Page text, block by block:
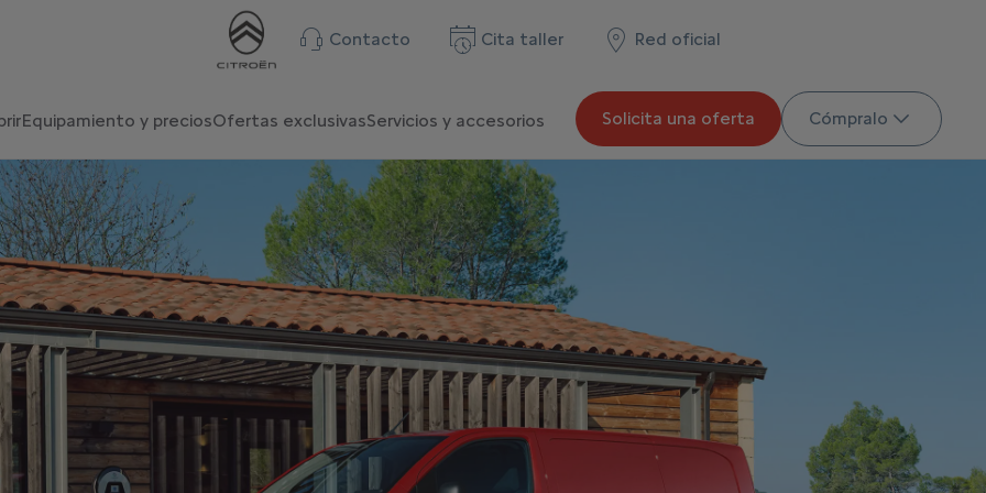
Contacto Cita taller Red oficial
Equipamiento y preciosOfertas exclusivasServicios y accesorios Solicita una oferta Cómpralo